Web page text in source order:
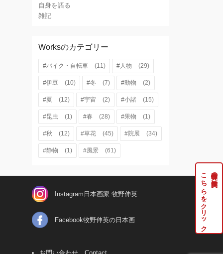
自身を語る
雑記
Worksのカテゴリー
#バイク・自転車 (11) #人物 (29)
#伊豆 (10) #冬 (7) #動物 (2)
#夏 (12) #宇宙 (2) #小諸 (15)
#昆虫 (1) #春 (28) #果物 (1)
#秋 (12) #草花 (45) #院展 (34)
#静物 (1) #風景 (61)
牧野伸英の実作品は
こちらをクリック
Instagram日本画家 牧野伸英
Facebook牧野伸英の日本画